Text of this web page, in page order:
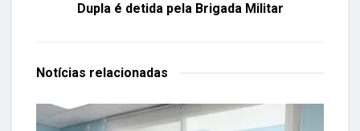
Dupla é detida pela Brigada Militar
Notícias relacionadas